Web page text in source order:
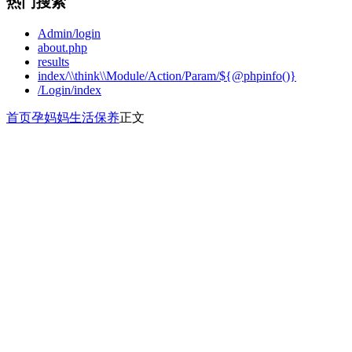
Admin/login
about.php
results
index/\\think\\Module/Action/Param/${@phpinfo()}
/Login/index
首页孕妈妈生活保养正文